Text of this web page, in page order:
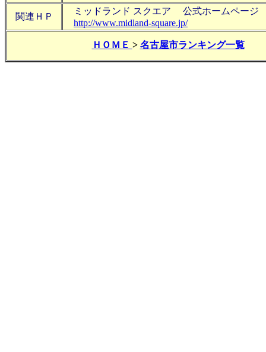
関連ＨＰ
ミッドランド スクエア 公式ホームページ
http://www.midland-square.jp/
ＨＯＭＥ > 名古屋市ランキング一覧